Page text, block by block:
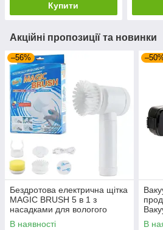
Купити
Акційні пропозиції та новинки
–56%
Бездротова електрична щітка
MAGIC BRUSH 5 в 1 з
насадками для вологого
прибирання
В наявності В